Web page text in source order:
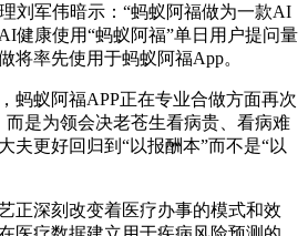
刘军伟暗示：“蚂蚁阿福做为一款AI
健康使用“蚂蚁阿福”单日用户提问量
将率先使用于蚂蚁阿福App。
蚁阿福APP正在专业合做方面再次
而是为领会决老苍生看病贵、看病难
夫更好回归到“以报酬本”而不是“以
深刻改变着医疗办事的模式和效